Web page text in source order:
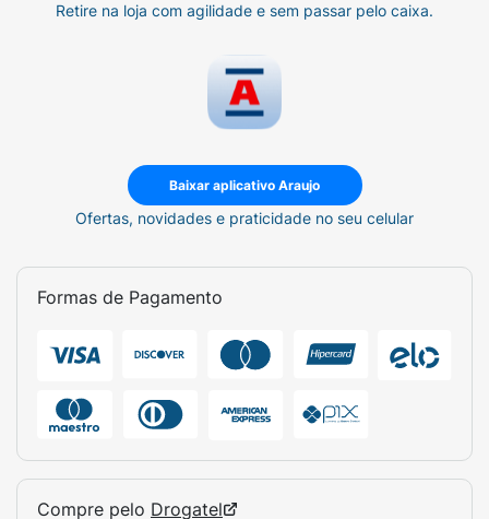
Retire na loja com agilidade e sem passar pelo caixa.
Baixar aplicativo Araujo
Ofertas, novidades e praticidade no seu celular
Formas de Pagamento
Compre pelo Drogatel